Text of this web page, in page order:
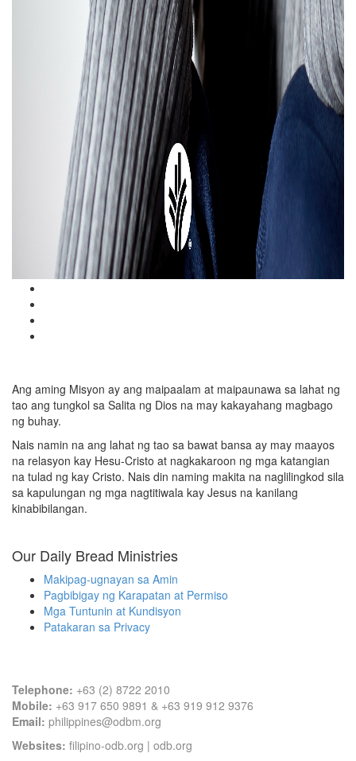
Ang aming Misyon ay ang maipaalam at maipaunawa sa lahat ng
tao ang tungkol sa Salita ng Dios na may kakayahang magbago
ng buhay.
Nais namin na ang lahat ng tao sa bawat bansa ay may maayos
na relasyon kay Hesu-Cristo at nagkakaroon ng mga katangian
na tulad ng kay Cristo. Nais din naming makita na naglilingkod sila
sa kapulungan ng mga nagtitiwala kay Jesus na kanilang
kinabibilangan.
Our Daily Bread Ministries
Makipag-ugnayan sa Amin
Pagbibigay ng Karapatan at Permiso
Mga Tuntunin at Kundisyon
Patakaran sa Privacy
Telephone: +63 (2) 8722 2010
Mobile: +63 917 650 9891 & +63 919 912 9376
Email: philippines@odbm.org
Websites: filipino-odb.org | odb.org